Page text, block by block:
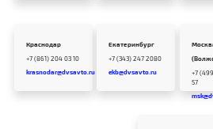
Краснодар
+7 (861) 204 03 10
krasnodar@dvsavto.ru
Екатеринбург
+7 (343) 247 2080
ekb@dvsavto.ru
+7
57